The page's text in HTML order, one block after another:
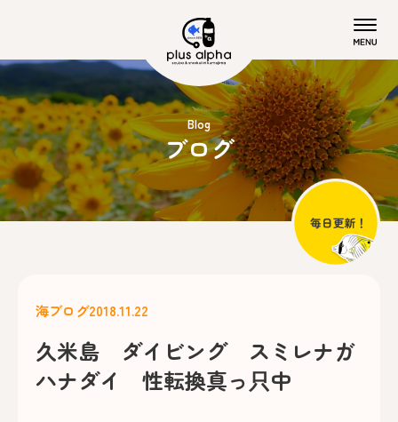
Blog
ブログ
海ブログ2018.11.22
久米島 ダイビング スミレナガ
ハナダイ 性転換真っ只中